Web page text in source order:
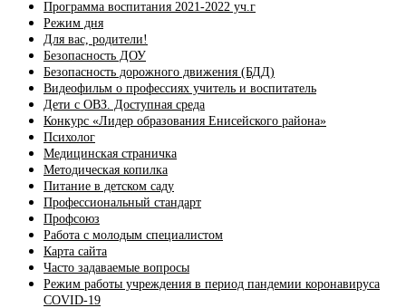
Программа воспитания 2021-2022 уч.г
Режим дня
Для вас, родители!
Безопасность ДОУ
Безопасность дорожного движения (БДД)
Видеофильм о профессиях учитель и воспитатель
Дети с ОВЗ. Доступная среда
Конкурс «Лидер образования Енисейского района»
Психолог
Медицинская страничка
Методическая копилка
Питание в детском саду
Профессиональный стандарт
Профсоюз
Работа с молодым специалистом
Карта сайта
Часто задаваемые вопросы
Режим работы учреждения в период пандемии коронавируса
COVID-19